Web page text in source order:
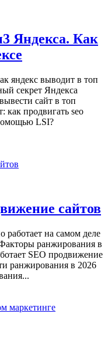
Яндекса. Как
яндекс выводит в топ
секрет Яндекса
сайт в топ
как продвигать seo
LSI?
сайтов
работает на самом деле
ранжирования в
SEO продвижение
ранжирования в 2026